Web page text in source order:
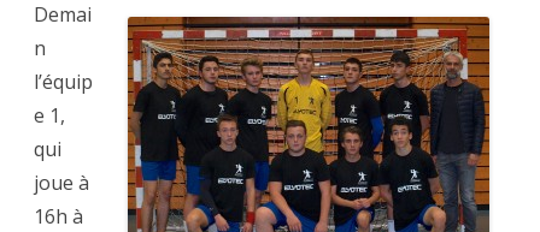
Demai
n
l’équip
e 1,
qui
joue à
16h à